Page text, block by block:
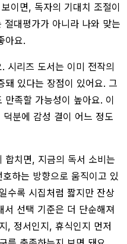
이면, 독자의 기대치 조절이
대평가가 아니라 나와 맞는
아요.
시리즈 도서는 이미 전작의
돼 있다는 장점이 있어요. 그
만족할 가능성이 높아요. 이
덕분에 감성 결이 어느 정도
합치면, 지금의 독서 소비는
호하는 방향으로 움직이고 있
수록 시집처럼 짧지만 잔상
서 선택 기준은 더 단순해져
, 정서인지, 휴식인지 먼저